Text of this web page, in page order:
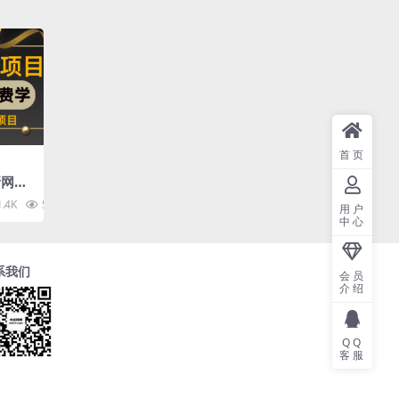
络
赚2
程
52.9K
我们
首页
用户
中心
会员
介绍
QQ
客服